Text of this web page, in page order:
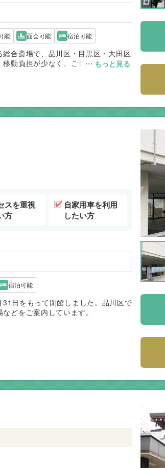
能 面会可能 宿泊可能
合斎場で、品川区・目黒区・大田区
動負担が少なく、ご高齢の参列者に
⋯ もっと見る
スを重視
方
自家用車を利用
したい方
宿泊可能
日をもって閉館しました。品川区で
どをご案内しています。